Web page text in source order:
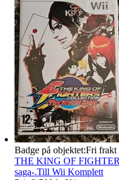
Badge på objektet:Fri frakt
THE KING OF
saga-.Till Wii Komplett